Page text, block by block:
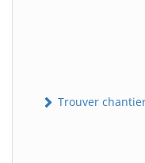
Trouver